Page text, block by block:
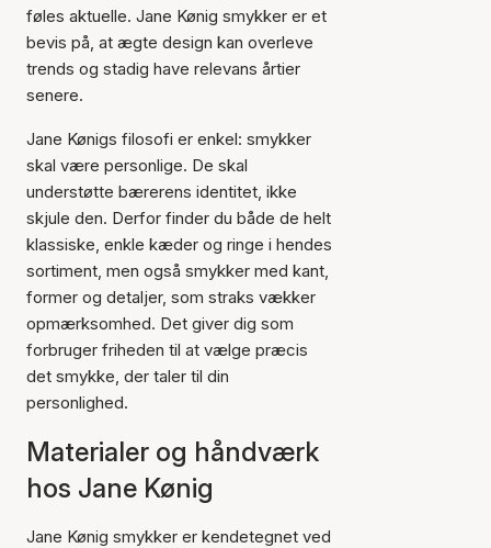
føles aktuelle. Jane Kønig smykker er et
bevis på, at ægte design kan overleve
trends og stadig have relevans årtier
senere.
Jane Kønigs filosofi er enkel: smykker
skal være personlige. De skal
understøtte bærerens identitet, ikke
skjule den. Derfor finder du både de helt
klassiske, enkle kæder og ringe i hendes
sortiment, men også smykker med kant,
former og detaljer, som straks vækker
opmærksomhed. Det giver dig som
forbruger friheden til at vælge præcis
det smykke, der taler til din
personlighed.
Materialer og håndværk
hos Jane Kønig
Jane Kønig smykker er kendetegnet ved